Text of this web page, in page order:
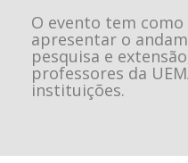
O evento tem
apresentar o
pesquisa e
professores da
instituições.